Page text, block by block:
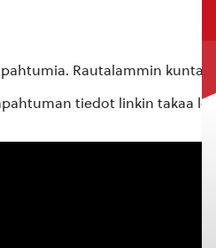
Rautalammin kunta
tiedot linkin takaa